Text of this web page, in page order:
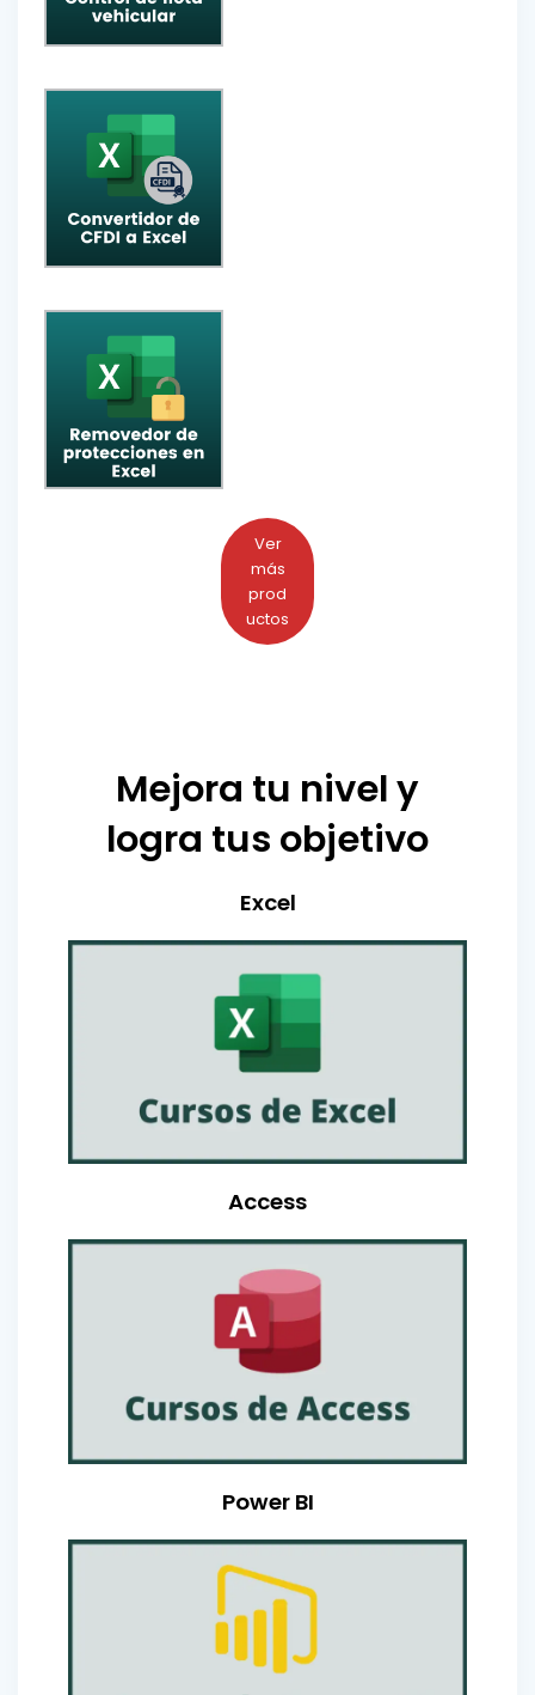
Ver
más
prod
uctos
Mejora tu nivel y
logra tus objetivo
Excel
Access
Power BI